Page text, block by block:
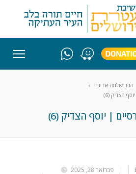
הרב שלמה אבינר
הצדיק (6)
| יוסף הצדיק (6)
פברואר 28, 2025